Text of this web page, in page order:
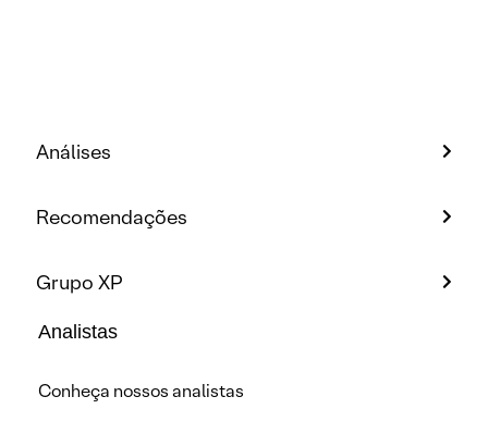
Análises
Recomendações
Grupo XP
Analistas
Conheça nossos analistas